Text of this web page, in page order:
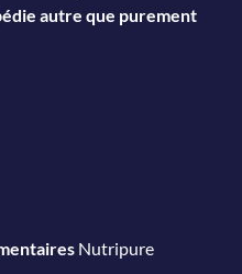
autre que purement
Nutripure